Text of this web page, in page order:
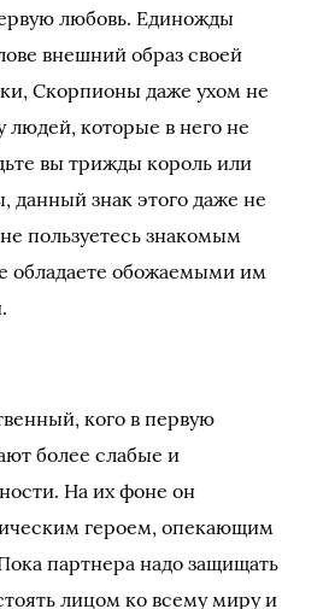
любовь. Единожды
внешний образ своей
Скорпионы даже ухом не
людей, которые в него не
вы трижды король или
данный знак этого даже не
пользуетесь знакомым
обожаемыми им
кого в первую
более слабые и
На их фоне он
героем, опекающим
партнера надо защищать
лицом ко всему миру и